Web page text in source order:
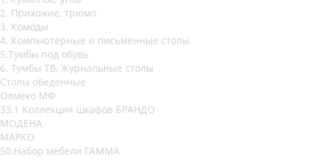
2. Прихожие, трюмо
3. Комоды
4. Компьютерные и письменные столы
5.Тумбы под обувь
6. Тумбы ТВ, Журнальные столы
Столы обеденные
Олмеко МФ
33.1 Коллекция шкафов БРАНДО
МОДЕНА
МАРКО
50.Набор мебели ГАММА